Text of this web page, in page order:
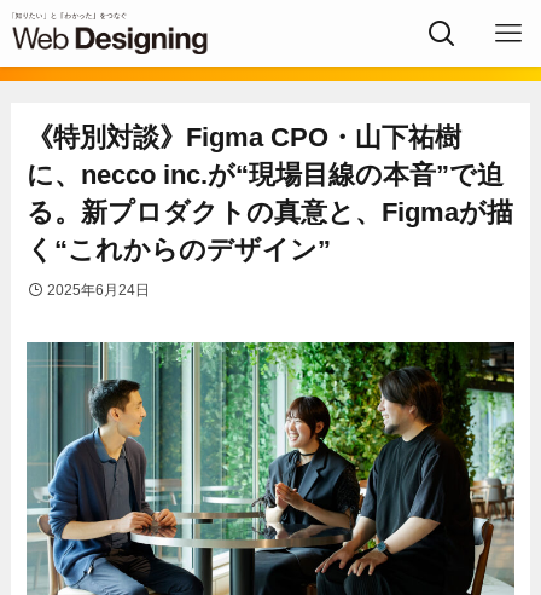
《特別対談》Figma CPO・山下祐樹
に、necco inc.が“現場目線の本音”で迫
る。新プロダクトの真意と、Figmaが描
く“これからのデザイン”
2025年6月24日